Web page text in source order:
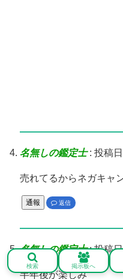
名無しの鑑定士: 投稿
売れてるからネガキャ
通報 返信
名無しの鑑定士: 投稿
半年後が楽しみ
検索 掲示板へ